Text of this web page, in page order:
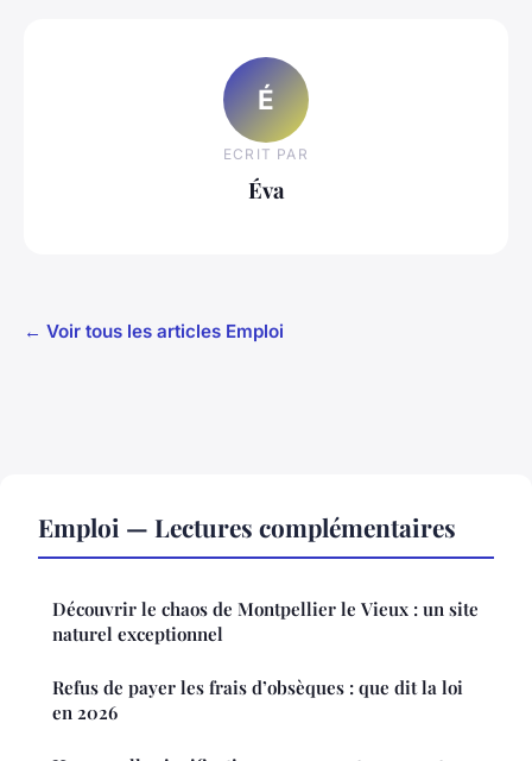
É
ECRIT PAR
Éva
← Voir tous les articles Emploi
Emploi — Lectures complémentaires
Découvrir le chaos de Montpellier le Vieux : un site
naturel exceptionnel
Refus de payer les frais d’obsèques : que dit la loi
en 2026